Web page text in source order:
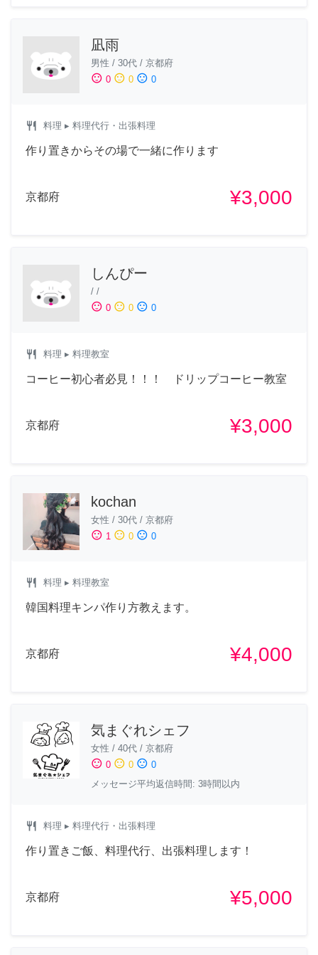
凪雨
男性 / 30代 / 京都府
sentiment_satisfied 0 sentiment_neutral 0 sentiment_dissatisfied 0
restaurant 料理 ▸ 料理代行・出張料理
作り置きからその場で一緒に作ります
京都府 ¥3,000
しんぴー
/ /
sentiment_satisfied 0 sentiment_neutral 0 sentiment_dissatisfied 0
restaurant 料理 ▸ 料理教室
コーヒー初心者必見！！！ ドリップコーヒー教室
京都府 ¥3,000
kochan
女性 / 30代 / 京都府
sentiment_satisfied 1 sentiment_neutral 0 sentiment_dissatisfied 0
restaurant 料理 ▸ 料理教室
韓国料理キンパ作り方教えます。
京都府 ¥4,000
気まぐれシェフ
女性 / 40代 / 京都府
sentiment_satisfied 0 sentiment_neutral 0 sentiment_dissatisfied 0
メッセージ平均返信時間: 3時間以内
restaurant 料理 ▸ 料理代行・出張料理
作り置きご飯、料理代行、出張料理します！
京都府 ¥5,000